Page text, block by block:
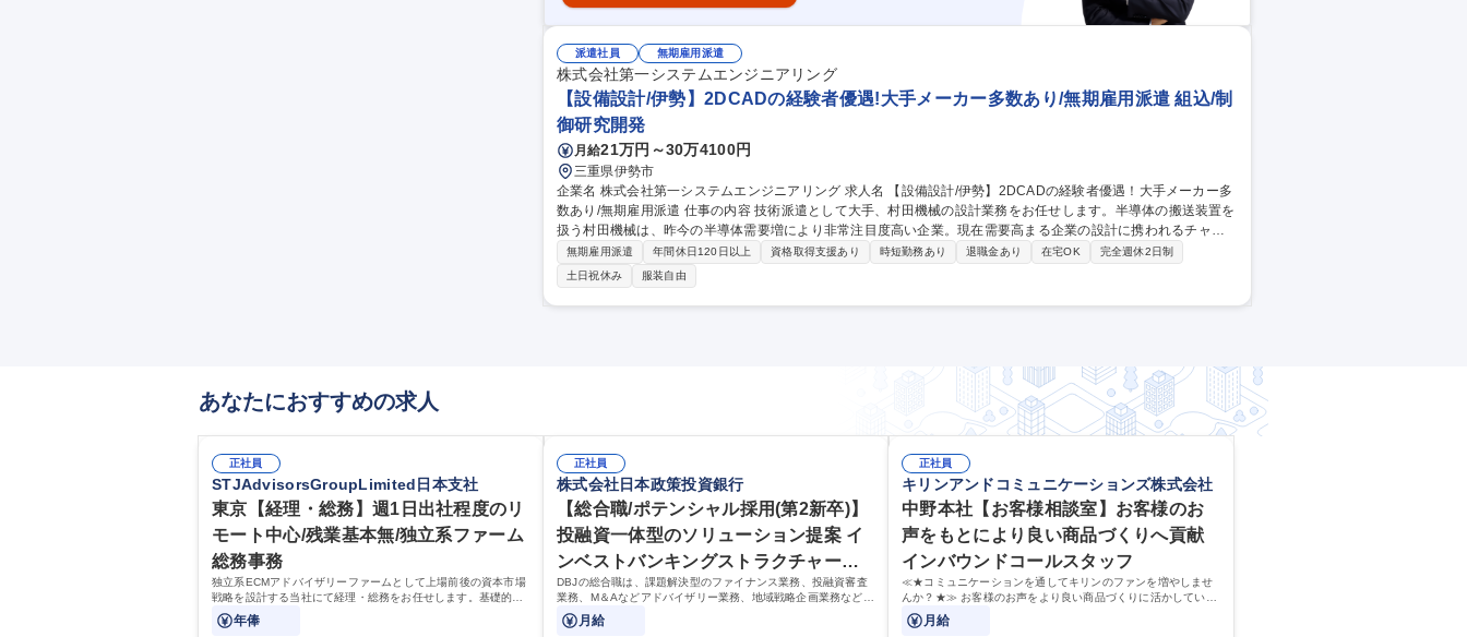
派遣社員 無期雇用派遣
株式会社第一システムエンジニアリング
【設備設計/伊勢】2DCADの経験者優遇!大手メーカー多数あり/無期雇用派遣 組込/制
御研究開発
月給21万円～30万4100円
三重県伊勢市
企業名 株式会社第一システムエンジニアリング 求人名 【設備設計/伊勢】2DCADの経験者優遇！大手メーカー多
数あり/無期雇用派遣 仕事の内容 技術派遣として大手、村田機械の設計業務をお任せします。半導体の搬送装置を
扱う村田機械は、昨今の半導体需要増により非常注目度高い企業。現在需要高まる企業の設計に携われるチャン
ス！！ 【主業務】半導体製造工場向けの搬送装置や工作機械を主にご担当し、村田機械からの仕様を踏まえ詳細
設計(AutoCAD/SOLIDWORKS)をお任せ。将来的にはリーダーとして、村田機械との折衝を行い案件の取りまと
めをお任せ致します。 【働き方】■残業平均20時間■キャリアUP：本人が望めば、キャリアに応じて別職種など
キャリアチェンジも可能です！ 募集職種 【設備設計/伊勢】2DCADの経験者優遇！大手メーカー多数あり/無期雇
無期雇用派遣 年間休日120日以上 資格取得支援あり 時短勤務あり 退職金あり 在宅OK
完全週休2日制
土日祝休み
服装自由
あなたにおすすめの求人
正社員
STJAdvisorsGroupLimited日本支社
東京【経理・総務】週1日出社程度のリ
モート中心/残業基本無/独立系ファーム
総務事務
独立系ECMアドバイザリーファームとして上場前後の資本市場
戦略を設計する当社にて経理・総務をお任せします。基礎的な
バックオフィス業務からスタートし組織を支える専任担当とし
て広く活躍できる環境です。
年俸
正社員
株式会社日本政策投資銀行
【総合職/ポテンシャル採用(第2新卒)】
投融資一体型のソリューション提案 イ
ンベストバンキングストラクチャード
ファイナンス
DBJの総合職は、課題解決型のファイナンス業務、投融資審査
業務、M＆Aなどアドバイザリー業務、地域戦略企画業務など、
多様な業務に精通し、複数の専門性を掛け合わせて広く社会に
貢献していく職種です。
月給
正社員
キリンアンドコミュニケーションズ株式会社
中野本社【お客様相談室】お客様のお
声をもとにより良い商品づくりへ貢献
インバウンドコールスタッフ
≪★コミュニケーションを通してキリンのファンを増やしませ
んか？★≫ お客様のお声をより良い商品づくりに活かしていく
上で、窓口となるお客様相談室でのお仕事です。
月給